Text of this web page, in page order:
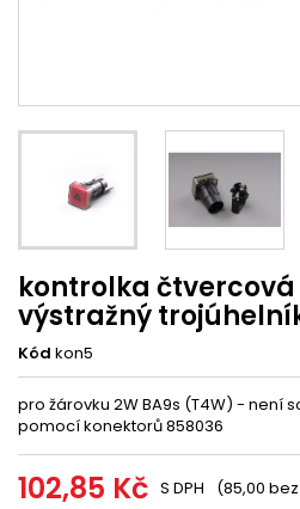
kontrolka čtvercová
výstražný
Kód kon5
pro žárovku 2W BA9s (T4W) - není
pomocí konektorů 858036
102,85 Kč S DPH (85,00 bez